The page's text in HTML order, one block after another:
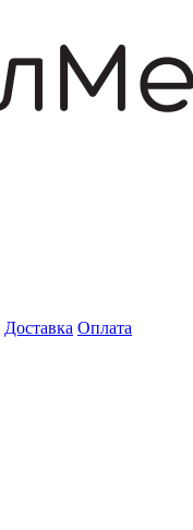
Доставка Оплата